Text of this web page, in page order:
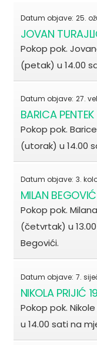
Datum objave: 25.
JOVAN
Pokop pok.
(petak) u 14.00
Datum objave: 27.
BARICA
Pokop pok.
(utorak) u 14.00
Datum objave: 3.
MILAN
Pokop pok.
(četvrtak) u
Begovići.
Datum objave: 7.
NIKOLA PRIJIĆ
Pokop pok.
u 14.00 sati na